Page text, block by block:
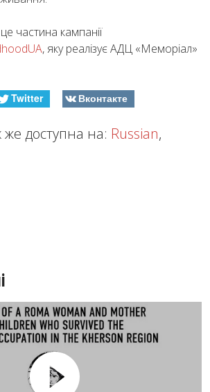
частина кампанії
, яку реалізує АДЦ «Меморіал»
Twitter Вконтакте
же доступна на: Russian,